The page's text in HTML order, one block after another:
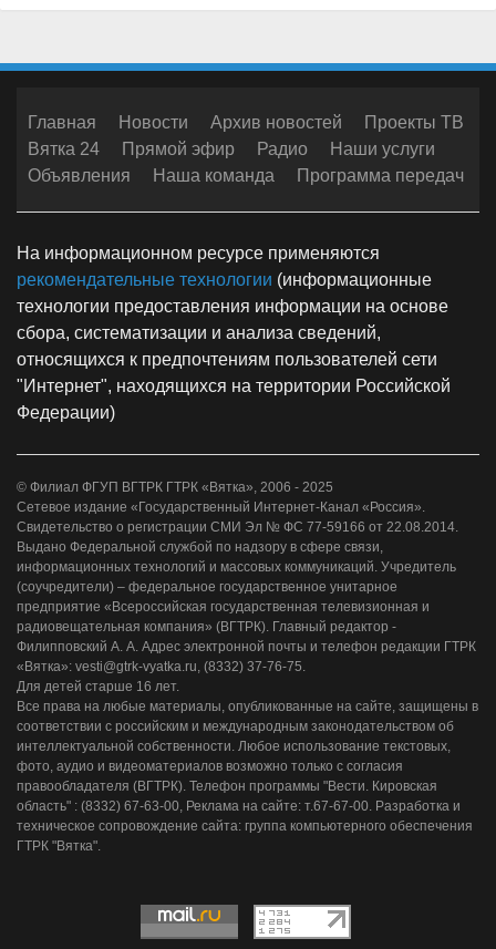
Главная Новости Архив новостей
Проекты ТВ
Вятка 24
Прямой эфир Радио
Наши услуги
Объявления
Наша команда Программа передач
На информационном ресурсе применяются
рекомендательные технологии (информационные
технологии предоставления информации на основе
сбора, систематизации и анализа сведений,
относящихся к предпочтениям пользователей сети
"Интернет", находящихся на территории Российской
Федерации)
© Филиал ФГУП ВГТРК ГТРК «Вятка», 2006 - 2025
Сетевое издание «Государственный Интернет-Канал «Россия».
Свидетельство о регистрации СМИ Эл № ФС 77-59166 от 22.08.2014.
Выдано Федеральной службой по надзору в сфере связи,
информационных технологий и массовых коммуникаций. Учредитель
(соучредители) – федеральное государственное унитарное
предприятие «Всероссийская государственная телевизионная и
радиовещательная компания» (ВГТРК). Главный редактор -
Филипповский А. А. Адрес электронной почты и телефон редакции ГТРК
«Вятка»: vesti@gtrk-vyatka.ru, (8332) 37-76-75.
Для детей старше 16 лет.
Все права на любые материалы, опубликованные на сайте, защищены в
соответствии с российским и международным законодательством об
интеллектуальной собственности. Любое использование текстовых,
фото, аудио и видеоматериалов возможно только с согласия
правообладателя (ВГТРК). Телефон программы "Вести. Кировская
область" : (8332) 67-63-00, Реклама на сайте: т.67-67-00. Разработка и
техническое сопровождение сайта: группа компьютерного обеспечения
ГТРК "Вятка".